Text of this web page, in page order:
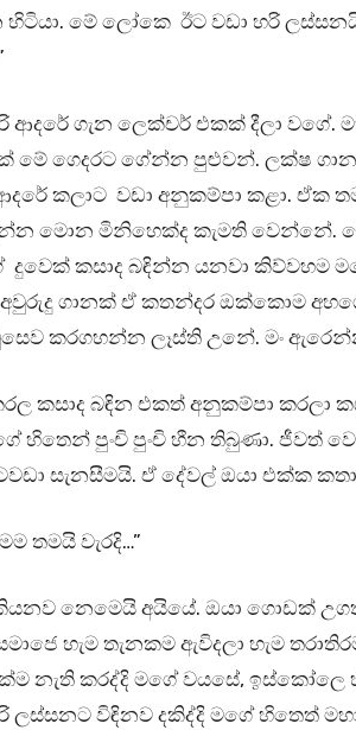
හිටියා. මේ ලෝකෙ ඊට වඩා හරි
ආදරේ ගැන ලෙක්චර් එකක් දීලා වගේ.
මේ ගෙදරට ගේන්න පුළුවන්. ලක්ෂ
කලාට වඩා අනුකම්පා කළා.
මොන මිනිහෙක්ද කැමති වෙන්නේ.
දුවෙක් කසාද බඳින්න යනවා කිව්වහම
ගානක් ඒ කතන්දර ඔක්කොම
කරගහන්න ලෑස්ති උනේ. මං
කසාද බඳින එකත් අනුකම්පා කරලා
හිතෙන් පුංචි පුංචි හීන තිබුණා. ජීවත්
සැනසීමයි. ඒ දේවල් ඔයා එක්ක
තමයි වැරදි…”
නෙමෙයි අයියේ. ඔයා ගොඩක්
හැම තැනකම ඇවිදලා හැම
නැති කරද්දි මගේ වයසේ,
ලස්සනට විඳිනව දකිද්දි මගේ හිතෙත්